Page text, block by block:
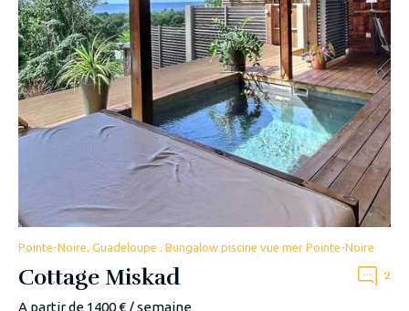
Pointe-Noire, Guadeloupe . Bungalow piscine vue mer Pointe-Noire
Cottage Miskad 2
A partir de 1400 € / semaine